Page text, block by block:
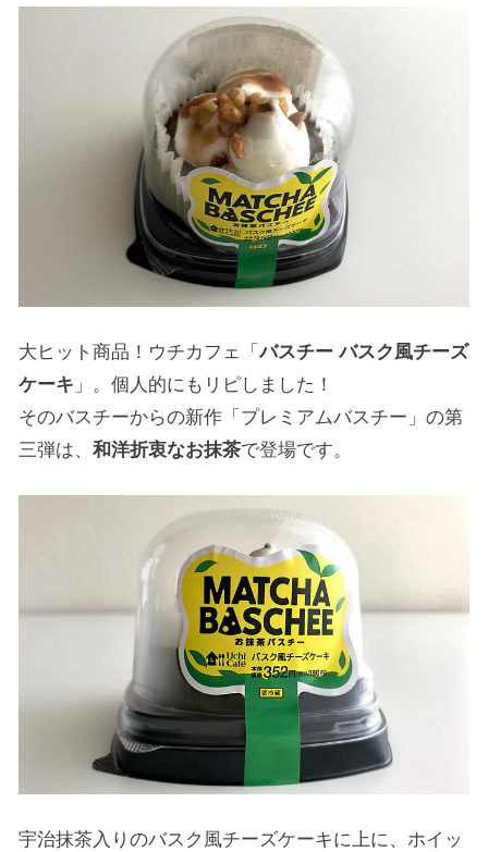
大ヒット商品！ウチカフェ「バスチー バスク風チーズ
ケーキ 」。個人的にもリピしました！
そのバスチーからの新作「プレミアムバスチー」の第
三弾は、和洋折衷なお抹茶で登場です。
宇治抹茶入りのバスク風チーズケーキに上に、ホイッ